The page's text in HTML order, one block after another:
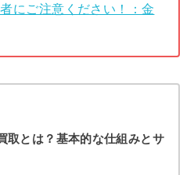
にご注意ください！：金
取とは？基本的な仕組みとサ